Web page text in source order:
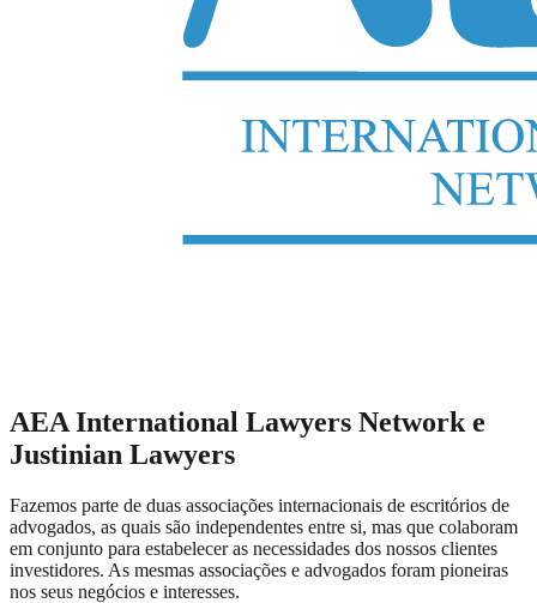
AEA International Lawyers Network e
Justinian Lawyers
Fazemos parte de duas associações internacionais de escritórios de
advogados, as quais são independentes entre si, mas que colaboram
em conjunto para estabelecer as necessidades dos nossos clientes
investidores. As mesmas associações e advogados foram pioneiras
nos seus negócios e interesses.